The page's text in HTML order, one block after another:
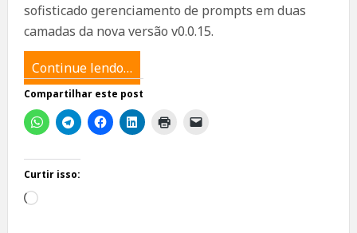
sofisticado gerenciamento de prompts em duas
camadas da nova versão v0.0.15.
Continue lendo…
Compartilhar este post
Curtir isso:
Carregando...